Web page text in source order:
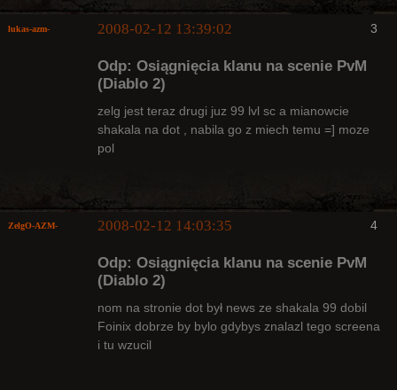
3
lukas-azm- 2008-02-12 13:39:02
Odp: Osiągnięcia klanu na scenie PvM
(Diablo 2)
zelg jest teraz drugi juz 99 lvl sc a mianowcie
shakala na dot , nabila go z miech temu =] moze
pol
4
ZelgO-AZM- 2008-02-12 14:03:35
Odp: Osiągnięcia klanu na scenie PvM
(Diablo 2)
nom na stronie dot był news ze shakala 99 dobil
Foinix dobrze by bylo gdybys znalazl tego screena
i tu wzucil